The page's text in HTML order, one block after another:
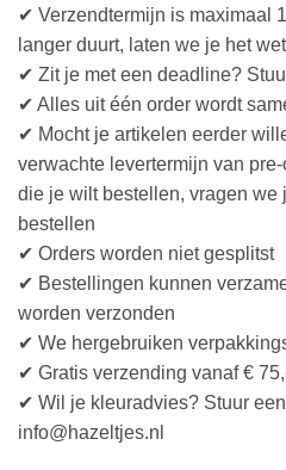
✔ Verzendtermijn is maximaal
langer duurt, laten we je het
✔ Zit je met een deadline?
✔ Alles uit één order wordt
✔ Mocht je artikelen eerder
verwachte levertermijn van
die je wilt bestellen, vragen we
bestellen
✔ Orders worden niet gesplitst
✔ Bestellingen kunnen
worden verzonden
✔ We hergebruiken
✔ Gratis verzending vanaf €
✔ Wil je kleuradvies? Stuur
info@hazeltjes.nl